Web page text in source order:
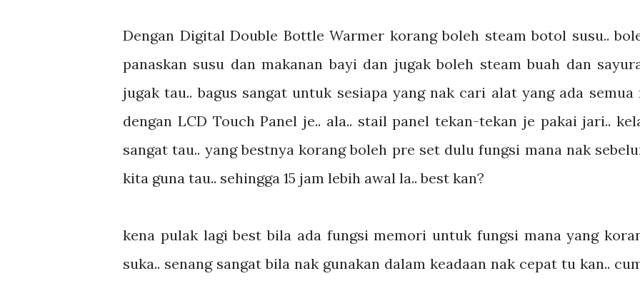
Dengan Digital Double Bottle Warmer korang boleh steam botol susu..
panaskan susu dan makanan bayi dan jugak boleh steam buah dan
jugak tau.. bagus sangat untuk sesiapa yang nak cari alat yang ada semua
dengan LCD Touch Panel je.. ala.. stail panel tekan-tekan je pakai jari..
sangat tau.. yang bestnya korang boleh pre set dulu fungsi mana nak
kita guna tau.. sehingga 15 jam lebih awal la.. best kan?
kena pulak lagi best bila ada fungsi memori untuk fungsi mana yang
suka.. senang sangat bila nak gunakan dalam keadaan nak cepat tu kan..